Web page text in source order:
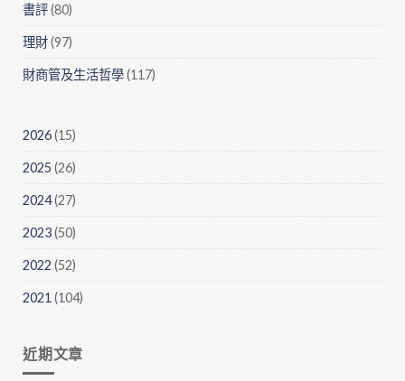
書評(80)
理財(97)
財商管及生活哲學(117)
2026(15)
2025 (26)
2024(27)
2023(50)
2022 (52)
2021 (104)
近期文章